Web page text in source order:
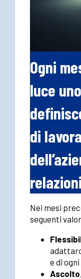
Ogni
luce
di
Nei mesi
seguenti
e di
Ascolto